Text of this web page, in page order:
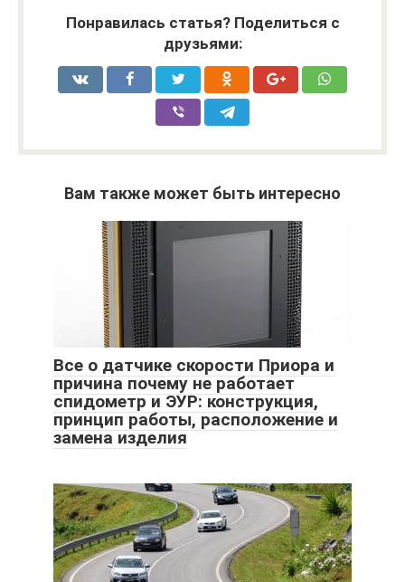
Понравилась статья? Поделиться с
друзьями:
Вам также может быть интересно
Все о датчике скорости Приора и
причина почему не работает
спидометр и ЭУР: конструкция,
принцип работы, расположение и
замена изделия